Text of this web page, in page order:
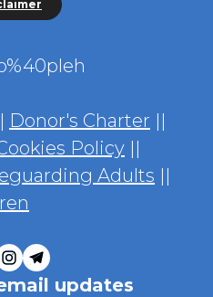
Donor's Charter ||
Policy ||
Adults ||
updates